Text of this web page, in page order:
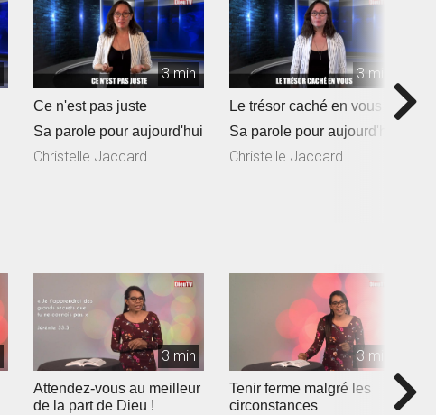
3 min
Ce n'est pas juste
Sa parole pour aujourd'hui
Christelle Jaccard
3 min
Le trésor caché en vous
Sa parole pour aujourd'hui
Christelle Jaccard
3 min
Attendez-vous au meilleur
de la part de Dieu !
3 min
Tenir ferme malgré les
circonstances